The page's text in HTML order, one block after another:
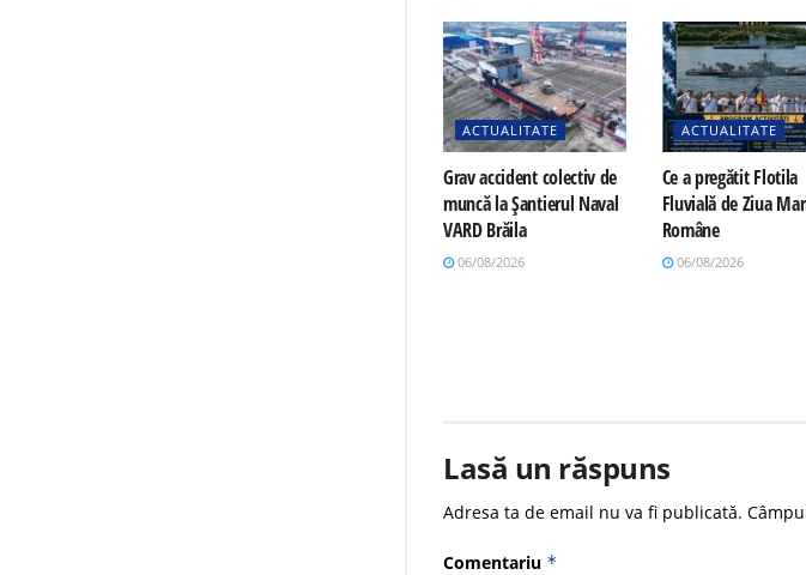
ACTUALITATE
Grav accident colectiv de
muncă la Șantierul Naval
VARD Brăila
06/08/2026
ACTUALITATE
Ce a pregătit Flotila
Fluvială de Ziua
Române
06/08/2026
Lasă un răspuns
Adresa ta de email nu va fi publicată.
Comentariu *